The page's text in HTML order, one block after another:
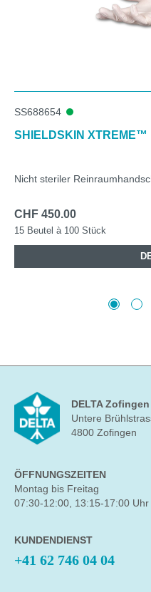
SS688654
SHIELDSKIN XTREME™
Nicht steriler
CHF 450.00
15 Beutel à 100 Stück
DELTA Zofingen
Untere
4800 Zofingen
ÖFFNUNGSZEITEN
Montag bis Freitag
07:30-12:00, 13:15-17:00 Uhr
KUNDENDIENST
+41 62 746 04 04